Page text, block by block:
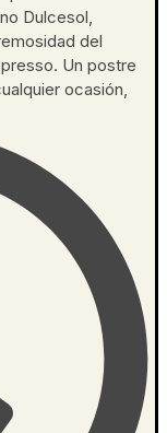
Dulcesol,
del
Un postre
ocasión,